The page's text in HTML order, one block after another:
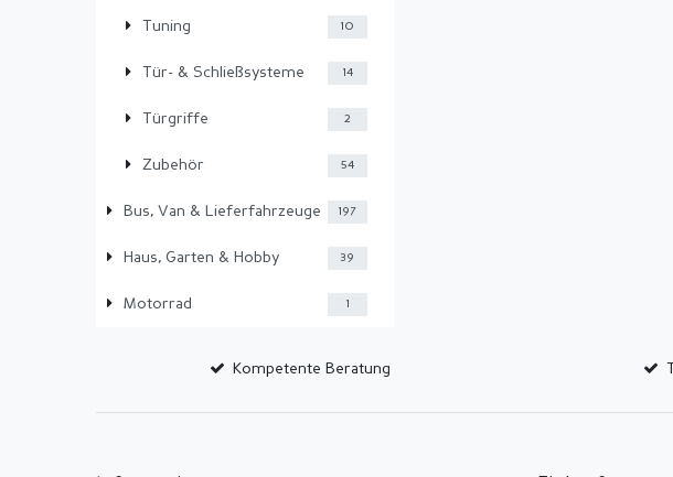
Tuning 10
Tür- & Schließsysteme 14
Türgriffe 2
Zubehör 54
Bus, Van & Lieferfahrzeuge 197
Haus, Garten & Hobby 39
Motorrad 1
Kompetente Beratung